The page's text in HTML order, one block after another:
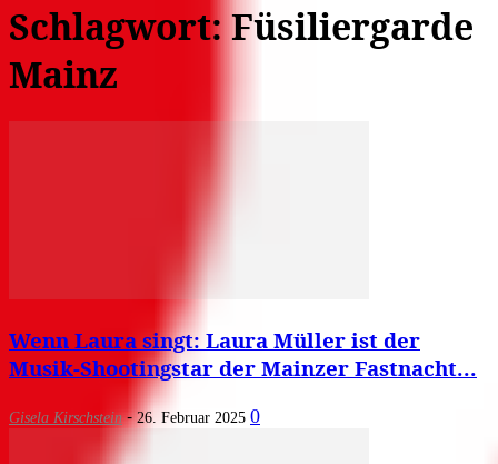
Schlagwort: Füsiliergarde
Mainz
Wenn Laura singt: Laura Müller ist der
Musik-Shootingstar der Mainzer Fastnacht...
Gisela Kirschstein - 26. Februar 2025 0